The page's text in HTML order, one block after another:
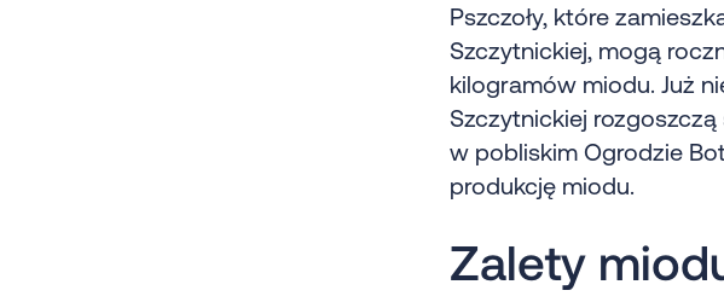
Pszczoły, które
Szczytnickiej, mogą
kilogramów miodu. Już
Szczytnickiej
w pobliskim Ogrodzie
produkcję miodu.
Zalety